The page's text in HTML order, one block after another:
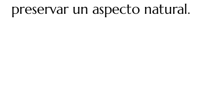
preservar un aspecto natural.